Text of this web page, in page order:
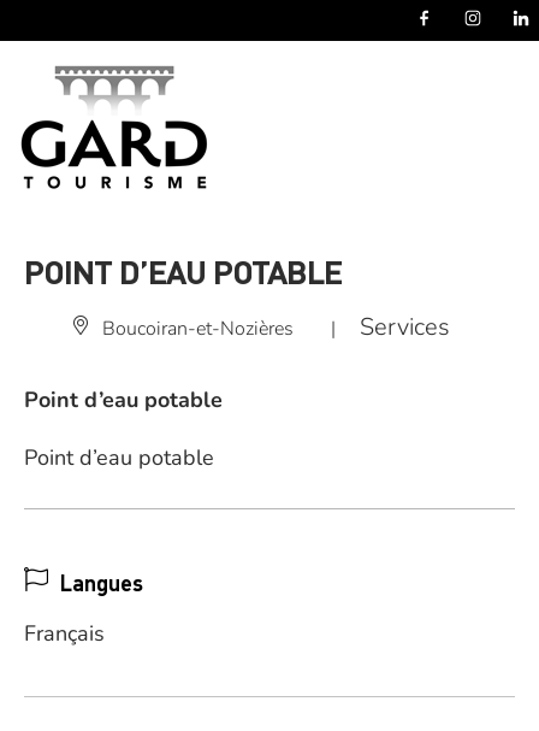
POINT D’EAU POTABLE
Boucoiran-et-Nozières | Services
Point d’eau potable
Point d’eau potable
Langues
Français